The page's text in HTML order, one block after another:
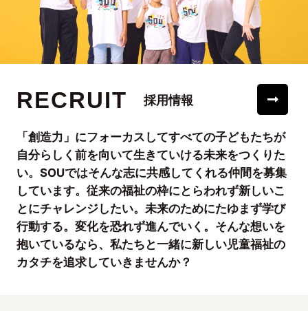
RECRUIT 採用情報
「創造力」にフォーカスしてすべての子どもたちが
自分らしく前を向いて生きていける未来をつくりた
い。SOUではそんな志に共感してくれる仲間を募集
しています。従来の福祉の枠にとらわれず新しいこ
とにチャレンジしたい。未来のためにたゆまず学び
行動する。変化を恐れず進んでいく。そんな想いを
抱いているなら、私たちと一緒に新しい児童福祉の
カタチを追求していきませんか？